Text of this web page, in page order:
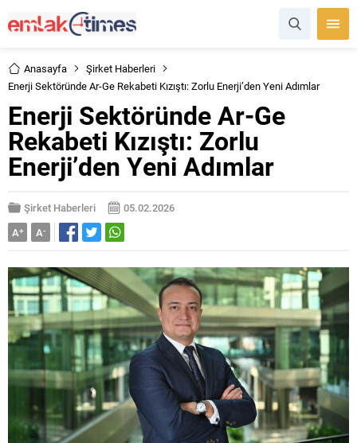
Anasayfa
Şirket Haberleri
Enerji Sektöründe Ar-Ge Rekabeti Kızıştı: Zorlu Enerji’den Yeni Adımlar
Enerji Sektöründe Ar-Ge
Rekabeti Kızıştı: Zorlu
Enerji’den Yeni Adımlar
Şirket Haberleri
05.02.2026
A+ A-